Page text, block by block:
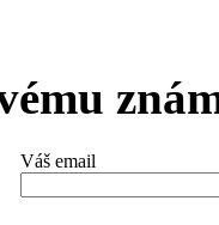
Váš email